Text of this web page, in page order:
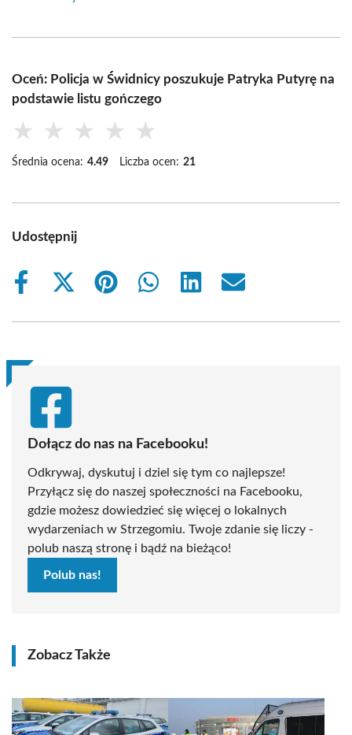
Oceń: Policja w Świdnicy poszukuje Patryka Putyrę na
podstawie listu gończego
★ ★ ★ ★ ★
Średnia ocena: 4.49 Liczba ocen: 21
Udostępnij
Share
Share
(Twitter)
Share
Share
Share
Share
Dołącz do nas na Facebooku!
Odkrywaj, dyskutuj i dziel się tym co najlepsze!
Przyłącz się do naszej społeczności na Facebooku,
gdzie możesz dowiedzieć się więcej o lokalnych
wydarzeniach w Strzegomiu. Twoje zdanie się liczy -
polub naszą stronę i bądź na bieżąco!
Polub nas!
Zobacz Także